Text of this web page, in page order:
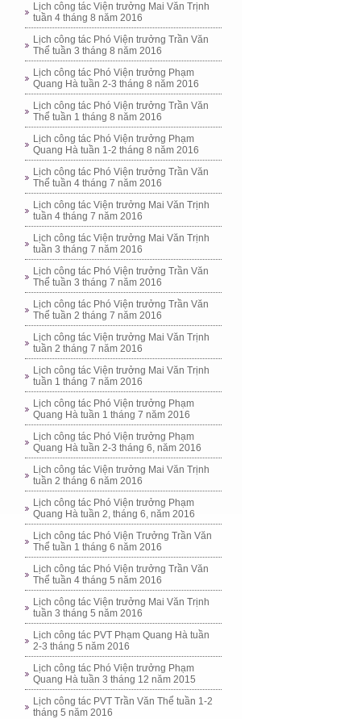
Lịch công tác Viện trưởng Mai Văn Trịnh
tuần 4 tháng 8 năm 2016
Lịch công tác Phó Viện trưởng Trần Văn
Thể tuần 3 tháng 8 năm 2016
Lịch công tác Phó Viện trưởng Phạm
Quang Hà tuần 2-3 tháng 8 năm 2016
Lịch công tác Phó Viện trưởng Trần Văn
Thể tuần 1 tháng 8 năm 2016
Lịch công tác Phó Viện trưởng Phạm
Quang Hà tuần 1-2 tháng 8 năm 2016
Lịch công tác Phó Viện trưởng Trần Văn
Thể tuần 4 tháng 7 năm 2016
Lịch công tác Viện trưởng Mai Văn Trịnh
tuần 4 tháng 7 năm 2016
Lịch công tác Viện trưởng Mai Văn Trịnh
tuần 3 tháng 7 năm 2016
Lịch công tác Phó Viện trưởng Trần Văn
Thể tuần 3 tháng 7 năm 2016
Lịch công tác Phó Viện trưởng Trần Văn
Thể tuần 2 tháng 7 năm 2016
Lịch công tác Viện trưởng Mai Văn Trịnh
tuần 2 tháng 7 năm 2016
Lịch công tác Viện trưởng Mai Văn Trịnh
tuần 1 tháng 7 năm 2016
Lịch công tác Phó Viện trưởng Phạm
Quang Hà tuần 1 tháng 7 năm 2016
Lịch công tác Phó Viện trưởng Phạm
Quang Hà tuần 2-3 tháng 6, năm 2016
Lịch công tác Viện trưởng Mai Văn Trịnh
tuần 2 tháng 6 năm 2016
Lịch công tác Phó Viện trưởng Phạm
Quang Hà tuần 2, tháng 6, năm 2016
Lịch công tác Phó Viện Trưởng Trần Văn
Thể tuần 1 tháng 6 năm 2016
Lịch công tác Phó Viện trưởng Trần Văn
Thể tuần 4 tháng 5 năm 2016
Lịch công tác Viện trưởng Mai Văn Trịnh
tuần 3 tháng 5 năm 2016
Lịch công tác PVT Phạm Quang Hà tuần
2-3 tháng 5 năm 2016
Lịch công tác Phó Viện trưởng Phạm
Quang Hà tuần 3 tháng 12 năm 2015
Lịch công tác PVT Trần Văn Thể tuần 1-2
tháng 5 năm 2016